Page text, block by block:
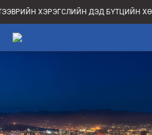
ХЭРЭГСЛИЙН ДЭД БҮТЦИЙН